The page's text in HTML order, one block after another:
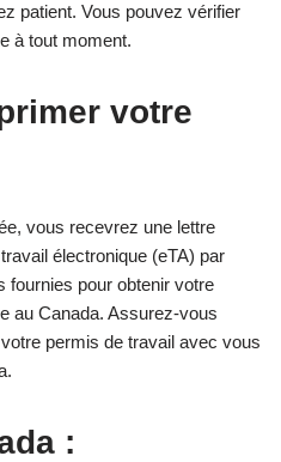
patient. Vous pouvez vérifier
à tout moment.
votre
vous recevrez une lettre
électronique (eTA) par
fournies pour obtenir votre
au Canada. Assurez-vous
permis de travail avec vous
: